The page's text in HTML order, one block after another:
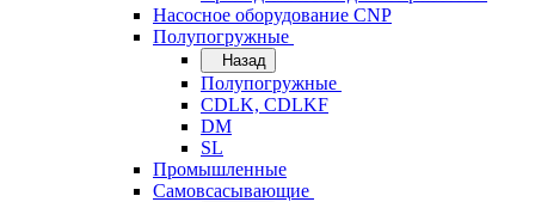
Насосное оборудование CNP
Полупогружные
Назад
Полупогружные
CDLK, CDLKF
DM
SL
Промышленные
Самовсасывающие